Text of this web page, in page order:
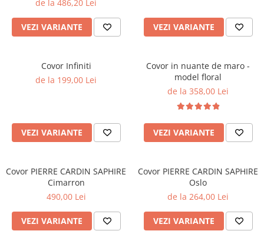
de la 486,20 Lei
VEZI VARIANTE VEZI VARIANTE
Covor Infiniti
de la 199,00 Lei
VEZI VARIANTE
Covor in nuante de maro -
model floral
de la 358,00 Lei
VEZI VARIANTE
Covor PIERRE CARDIN SAPHIRE
Cimarron
490,00 Lei
VEZI VARIANTE
Covor PIERRE CARDIN SAPHIRE
Oslo
de la 264,00 Lei
VEZI VARIANTE